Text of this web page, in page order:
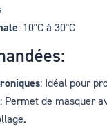
: 10°C à 30°C
: Idéal pour
: Permet de masquer